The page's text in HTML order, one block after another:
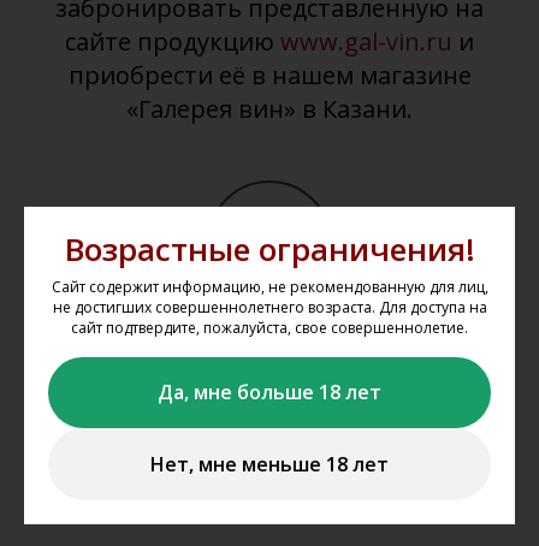
Возрастные ограничения!
Сайт содержит информацию, не рекомендованную для лиц,
не достигших совершеннолетнего возраста. Для доступа на
сайт подтвердите, пожалуйста, свое совершеннолетие.
Да, мне больше 18 лет
Нет, мне меньше 18 лет
забронировать представленную на
сайте продукцию www.gal-vin.ru и
приобрести её в нашем магазине
«Галерея вин» в Казани.
Выбирайте понравившиеся товары в каталоге сайта,
добавляйте их в корзину, укажите один из магазинов, из